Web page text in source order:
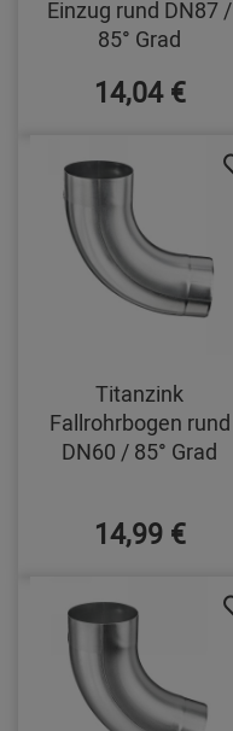
Einzug rund DN87 /
85° Grad
14,04 €
Titanzink
Fallrohrbogen rund
DN60 / 85° Grad
14,99 €